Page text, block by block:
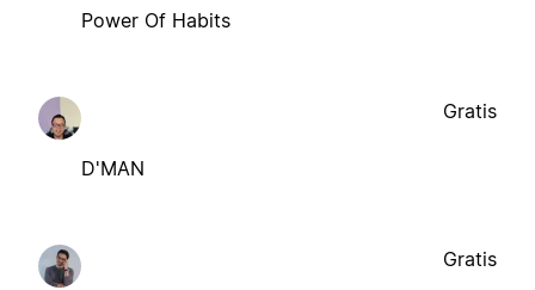
Power Of Habits
D'MAN
Gratis
Gratis